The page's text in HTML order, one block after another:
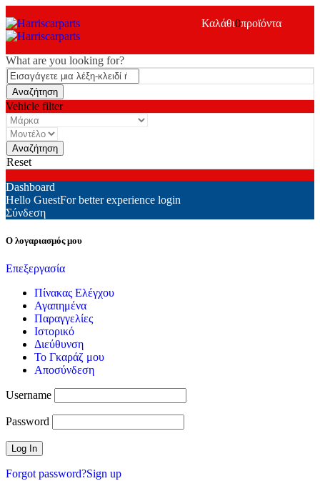
Καλάθι0προϊόντα
What are you looking for?
Vehicle filter
Reset
Dashboard
Hello GuestFor better experience login
Σύνδεση
Ο λογαριασμός μου
Επεξεργασία
Πίνακας Ελέγχου
Αγαπημένα
Παραγγελίες
Ιστορικό
Διεύθυνση
Το Γκαράζ μου
Αποσύνδεση
Username
Password
Forgot password?Sign up